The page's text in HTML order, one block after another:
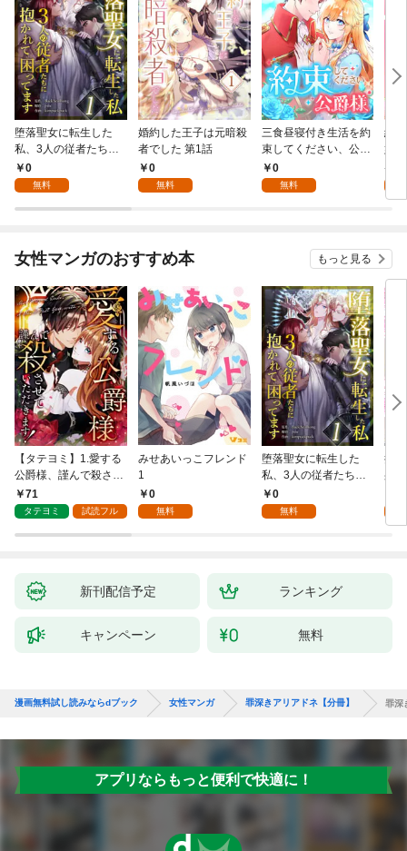
堕落聖女に転生した
私、3人の従者たちに
抱かれて困ってます 第
1話
0
無料
婚約した王子は元暗殺
者でした 第1話
0
無料
三食昼寝付き生活を約
束してください、公爵
様 1話
0
無料
絶
嬢
行
女性マンガのおすすめ本 もっと見る
【タテヨミ】1.愛する
公爵様、謹んで殺させ
ていただきます！
71
タテヨミ 試読フル
みせあいっこフレンド
1
0
無料
堕落聖女に転生した
私、3人の従者たちに
抱かれて困ってます 第
1話
0
無料
授
身
新刊配信予定 ランキング
キャンペーン 無料
漫画無料試し読みならdブック 女性マンガ 罪深きアリアドネ【分冊】 罪深
アプリならもっと便利で快適に！